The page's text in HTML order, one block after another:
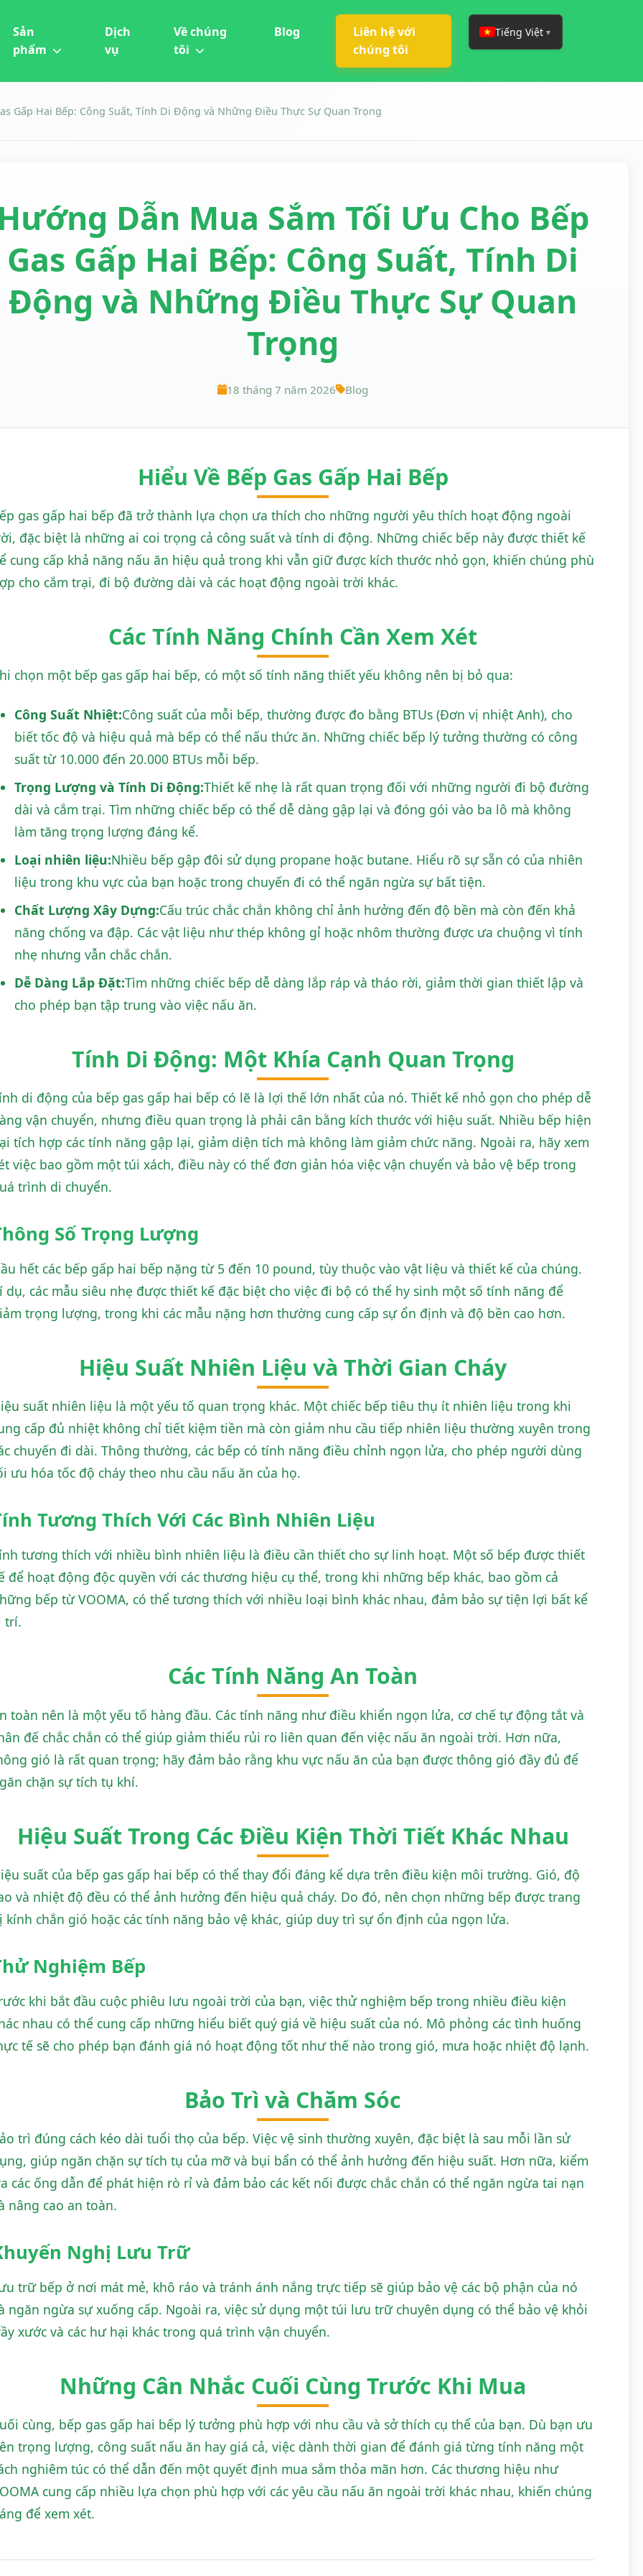
Sản
phẩm
Dịch
vụ
Về chúng
tôi
Blog
Liên hệ với
chúng tôi
Tiếng Việt ▼
Gấp Hai Bếp: Công Suất, Tính Di Động và Những Điều Thực Sự Quan Trọng
Hướng Dẫn Mua Sắm Tối Ưu Cho Bếp
Gas Gấp Hai Bếp: Công Suất, Tính Di
Động và Những Điều Thực Sự Quan
Trọng
18 tháng 7 năm 2026 Blog
Hiểu Về Bếp Gas Gấp Hai Bếp
gas gấp hai bếp đã trở thành lựa chọn ưa thích cho những người yêu thích hoạt động ngoài
đặc biệt là những ai coi trọng cả công suất và tính di động. Những chiếc bếp này được thiết kế
cung cấp khả năng nấu ăn hiệu quả trong khi vẫn giữ được kích thước nhỏ gọn, khiến chúng phù
cho cắm trại, đi bộ đường dài và các hoạt động ngoài trời khác.
Các Tính Năng Chính Cần Xem Xét
chọn một bếp gas gấp hai bếp, có một số tính năng thiết yếu không nên bị bỏ qua:
Công Suất Nhiệt:Công suất của mỗi bếp, thường được đo bằng BTUs (Đơn vị nhiệt Anh), cho
biết tốc độ và hiệu quả mà bếp có thể nấu thức ăn. Những chiếc bếp lý tưởng thường có công
suất từ 10.000 đến 20.000 BTUs mỗi bếp.
Trọng Lượng và Tính Di Động:Thiết kế nhẹ là rất quan trọng đối với những người đi bộ đường
dài và cắm trại. Tìm những chiếc bếp có thể dễ dàng gập lại và đóng gói vào ba lô mà không
làm tăng trọng lượng đáng kể.
Loại nhiên liệu:Nhiều bếp gập đôi sử dụng propane hoặc butane. Hiểu rõ sự sẵn có của nhiên
liệu trong khu vực của bạn hoặc trong chuyến đi có thể ngăn ngừa sự bất tiện.
Chất Lượng Xây Dựng:Cấu trúc chắc chắn không chỉ ảnh hưởng đến độ bền mà còn đến khả
năng chống va đập. Các vật liệu như thép không gỉ hoặc nhôm thường được ưa chuộng vì tính
nhẹ nhưng vẫn chắc chắn.
Dễ Dàng Lắp Đặt:Tìm những chiếc bếp dễ dàng lắp ráp và tháo rời, giảm thời gian thiết lập và
cho phép bạn tập trung vào việc nấu ăn.
Tính Di Động: Một Khía Cạnh Quan Trọng
di động của bếp gas gấp hai bếp có lẽ là lợi thế lớn nhất của nó. Thiết kế nhỏ gọn cho phép dễ
vận chuyển, nhưng điều quan trọng là phải cân bằng kích thước với hiệu suất. Nhiều bếp hiện
tích hợp các tính năng gập lại, giảm diện tích mà không làm giảm chức năng. Ngoài ra, hãy xem
việc bao gồm một túi xách, điều này có thể đơn giản hóa việc vận chuyển và bảo vệ bếp trong
trình di chuyển.
Số Trọng Lượng
hết các bếp gấp hai bếp nặng từ 5 đến 10 pound, tùy thuộc vào vật liệu và thiết kế của chúng.
dụ, các mẫu siêu nhẹ được thiết kế đặc biệt cho việc đi bộ có thể hy sinh một số tính năng để
trọng lượng, trong khi các mẫu nặng hơn thường cung cấp sự ổn định và độ bền cao hơn.
Hiệu Suất Nhiên Liệu và Thời Gian Cháy
suất nhiên liệu là một yếu tố quan trọng khác. Một chiếc bếp tiêu thụ ít nhiên liệu trong khi
cấp đủ nhiệt không chỉ tiết kiệm tiền mà còn giảm nhu cầu tiếp nhiên liệu thường xuyên trong
chuyến đi dài. Thông thường, các bếp có tính năng điều chỉnh ngọn lửa, cho phép người dùng
ưu hóa tốc độ cháy theo nhu cầu nấu ăn của họ.
Tương Thích Với Các Bình Nhiên Liệu
tương thích với nhiều bình nhiên liệu là điều cần thiết cho sự linh hoạt. Một số bếp được thiết
để hoạt động độc quyền với các thương hiệu cụ thể, trong khi những bếp khác, bao gồm cả
bếp từ VOOMA, có thể tương thích với nhiều loại bình khác nhau, đảm bảo sự tiện lợi bất kể
trí.
Các Tính Năng An Toàn
toàn nên là một yếu tố hàng đầu. Các tính năng như điều khiển ngọn lửa, cơ chế tự động tắt và
đế chắc chắn có thể giúp giảm thiểu rủi ro liên quan đến việc nấu ăn ngoài trời. Hơn nữa,
gió là rất quan trọng; hãy đảm bảo rằng khu vực nấu ăn của bạn được thông gió đầy đủ để
chặn sự tích tụ khí.
Hiệu Suất Trong Các Điều Kiện Thời Tiết Khác Nhau
suất của bếp gas gấp hai bếp có thể thay đổi đáng kể dựa trên điều kiện môi trường. Gió, độ
và nhiệt độ đều có thể ảnh hưởng đến hiệu quả cháy. Do đó, nên chọn những bếp được trang
kính chắn gió hoặc các tính năng bảo vệ khác, giúp duy trì sự ổn định của ngọn lửa.
Nghiệm Bếp
khi bắt đầu cuộc phiêu lưu ngoài trời của bạn, việc thử nghiệm bếp trong nhiều điều kiện
nhau có thể cung cấp những hiểu biết quý giá về hiệu suất của nó. Mô phỏng các tình huống
tế sẽ cho phép bạn đánh giá nó hoạt động tốt như thế nào trong gió, mưa hoặc nhiệt độ lạnh.
Bảo Trì và Chăm Sóc
trì đúng cách kéo dài tuổi thọ của bếp. Việc vệ sinh thường xuyên, đặc biệt là sau mỗi lần sử
giúp ngăn chặn sự tích tụ của mỡ và bụi bẩn có thể ảnh hưởng đến hiệu suất. Hơn nữa, kiểm
các ống dẫn để phát hiện rò rỉ và đảm bảo các kết nối được chắc chắn có thể ngăn ngừa tai nạn
nâng cao an toàn.
Nghị Lưu Trữ
trữ bếp ở nơi mát mẻ, khô ráo và tránh ánh nắng trực tiếp sẽ giúp bảo vệ các bộ phận của nó
ngăn ngừa sự xuống cấp. Ngoài ra, việc sử dụng một túi lưu trữ chuyên dụng có thể bảo vệ khỏi
xước và các hư hại khác trong quá trình vận chuyển.
Những Cân Nhắc Cuối Cùng Trước Khi Mua
cùng, bếp gas gấp hai bếp lý tưởng phù hợp với nhu cầu và sở thích cụ thể của bạn. Dù bạn ưu
trọng lượng, công suất nấu ăn hay giá cả, việc dành thời gian để đánh giá từng tính năng một
nghiêm túc có thể dẫn đến một quyết định mua sắm thỏa mãn hơn. Các thương hiệu như
cung cấp nhiều lựa chọn phù hợp với các yêu cầu nấu ăn ngoài trời khác nhau, khiến chúng
để xem xét.